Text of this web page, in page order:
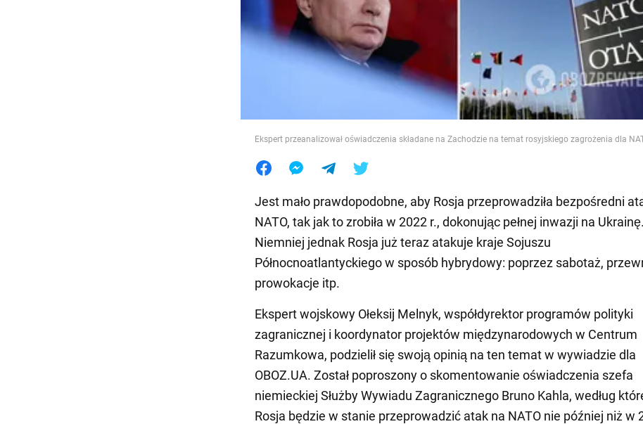
Jedzenie
Ekspert przeanalizował oświadczenia składane na Zachodzie na temat rosyjskiego zagrożenia dla
Jest mało prawdopodobne, aby Rosja przeprowadziła bezpośredni
NATO, tak jak to zrobiła w 2022 r., dokonując pełnej inwazji na Ukrainę.
Niemniej jednak Rosja już teraz atakuje kraje Sojuszu
Północnoatlantyckiego w sposób hybrydowy: poprzez sabotaż,
prowokacje itp.
Ekspert wojskowy Ołeksij Melnyk, współdyrektor programów polityki
zagranicznej i koordynator projektów międzynarodowych w Centrum
Razumkowa, podzielił się swoją opinią na ten temat w wywiadzie dla
OBOZ.UA. Został poproszony o skomentowanie oświadczenia szefa
niemieckiej Służby Wywiadu Zagranicznego Bruno Kahla, według
Rosja będzie w stanie przeprowadzić atak na NATO nie później niż w